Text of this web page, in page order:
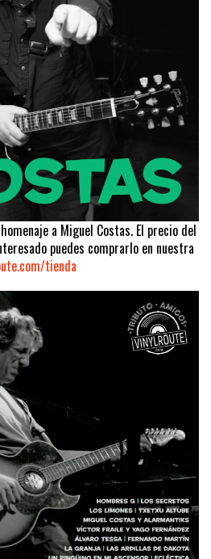
a Miguel Costas. El precio del
puedes comprarlo en nuestra
tienda